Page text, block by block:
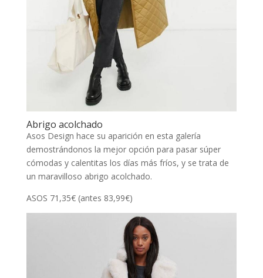
Abrigo acolchado
Asos Design hace su aparición en esta galería
demostrándonos la mejor opción para pasar súper
cómodas y calentitas los días más fríos, y se trata de
un maravilloso abrigo acolchado.
ASOS 71,35€ (antes 83,99€)